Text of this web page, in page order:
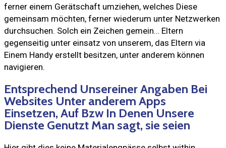
ferner einem Gerätschaft umziehen, welches Diese
gemeinsam möchten, ferner wiederum unter Netzwerken
durchsuchen. Solch ein Zeichen gemein… Eltern
gegenseitig unter einsatz von unserem, das Eltern via
Einem Handy erstellt besitzen, unter anderem können
navigieren.
Entsprechend Unsereiner Angaben Bei
Websites Unter anderem Apps
Einsetzen, Auf Bzw In Denen Unsere
Dienste Genutzt Man sagt, sie seien